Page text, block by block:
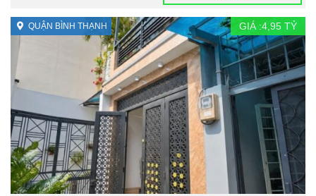
QUẬN BÌNH THẠNH GIÁ :4,95 TỶ